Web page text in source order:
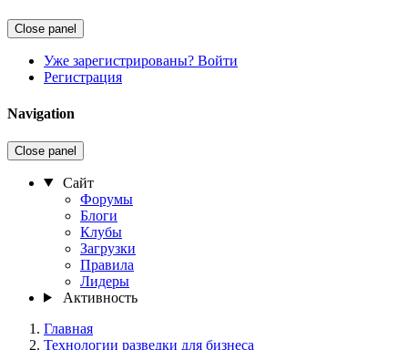
Close panel
Уже зарегистрированы? Войти
Регистрация
Navigation
Close panel
Сайт
Форумы
Блоги
Клубы
Загрузки
Правила
Лидеры
Активность
Главная
Технологии разведки для бизнеса